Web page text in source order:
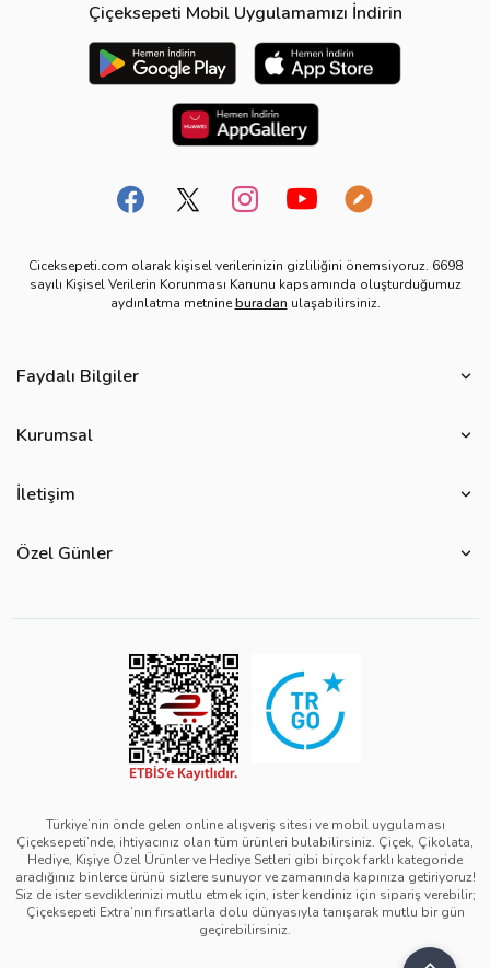
Çiçeksepeti Mobil Uygulamamızı İndirin
Ciceksepeti.com olarak kişisel verilerinizin gizliliğini önemsiyoruz. 6698
sayılı Kişisel Verilerin Korunması Kanunu kapsamında oluşturduğumuz
aydınlatma metnineburadan ulaşabilirsiniz.
Faydalı Bilgiler
Çiçek Anlamları
Mevsimlere Göre Çiçekler
Ürün Sıralama Kriterleri
Teslimat İpuçları
Sipariş Güncelleme Süreçleri
Kurumsal
Ürün Güvenliği
Reklamlarımız
Kampanya Detayları
Duyarlı Pazarlama Hareketi
Bilgi Toplumu Hizmetleri
Çiçeksepeti Üyelik Sözleşmesi
Mesafeli Satış Sözleşmesi - Çiçek
Mesafeli Satış Sözleşmesi - Hediye & Extra
Çerez Politikası
İletişim
Çiçeksepeti Pazaryeri Kolaylıkları
Ödeme Seçenekleri
Özel Günler
Anneler Günü Hediyeleri
Babalar Günü Hediyeleri
Öğretmenler Günü Hediyeleri
Yılbaşı Hediyeleri
Black Friday
Tıp Bayramı Hediyeleri
Avukatlar Günü Hediyeleri
Hemşireler Günü Hediyeleri
Türkiye’nin önde gelen online alışveriş sitesi ve mobil uygulaması
Çiçeksepeti’nde, ihtiyacınız olan tüm ürünleri bulabilirsiniz. Çiçek, Çikolata,
Hediye, Kişiye Özel Ürünler ve Hediye Setleri gibi birçok farklı kategoride
aradığınız binlerce ürünü sizlere sunuyor ve zamanında kapınıza getiriyoruz!
Siz de ister sevdiklerinizi mutlu etmek için, ister kendiniz için sipariş verebilir;
Çiçeksepeti Extra’nın fırsatlarla dolu dünyasıyla tanışarak mutlu bir gün
geçirebilirsiniz.